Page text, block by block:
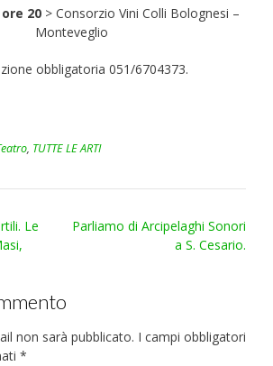
20 > Consorzio Vini Colli Bolognesi –
Monteveglio
obbligatoria 051/6704373.
, TUTTE LE ARTI
Le
Parliamo di Arcipelaghi Sonori
a S. Cesario.
non sarà pubblicato. I campi obbligatori
*